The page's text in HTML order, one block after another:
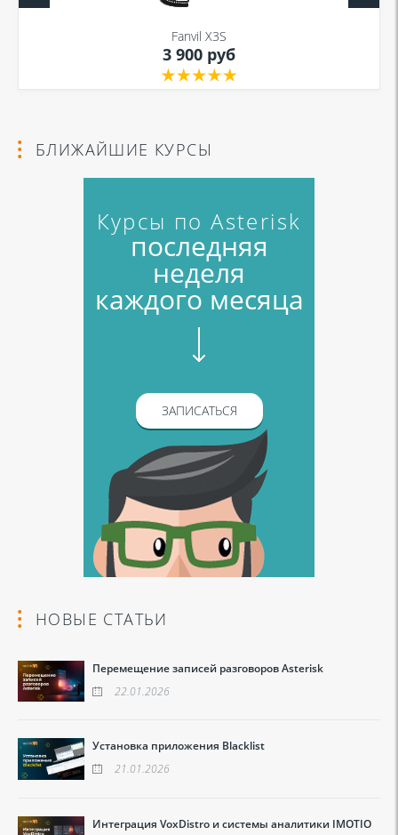
Я даю согласие на обработку моих персональных данных для связи
Политикой в отношении обработки персональных
Fanvil X3S
3 900 руб
БЛИЖАЙШИЕ КУРСЫ
Курсы по Asterisk
последняя
неделя
каждого месяца
ЗАПИСАТЬСЯ
НОВЫЕ СТАТЬИ
Перемещение записей разговоров Asterisk
22.01.2026
Установка приложения Blacklist
21.01.2026
Интеграция VoxDistro и системы аналитики IMOTIO